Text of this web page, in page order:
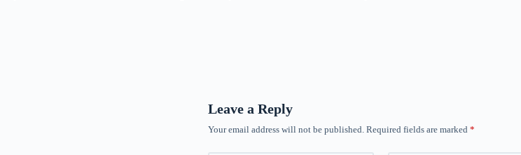
Leave a Reply
Your email address will not be published. Required fields are marked *